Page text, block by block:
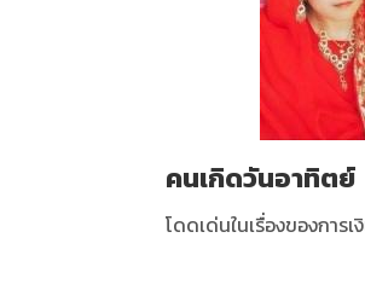
คนเกิดวันอาทิตย์
โดดเด่นในเรื่องของการ